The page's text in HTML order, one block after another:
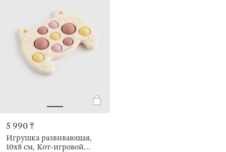
5 990 ₸
Игрушка развивающая,
10х8 см, Кот-игровой